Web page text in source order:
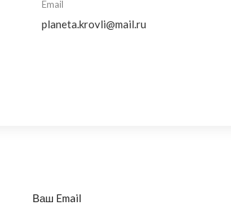
Email
planeta.krovli@mail.ru
Ваш Email